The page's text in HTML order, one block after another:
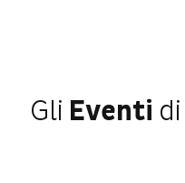
Gli Eventi di